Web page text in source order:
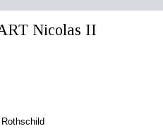
Nicolas II